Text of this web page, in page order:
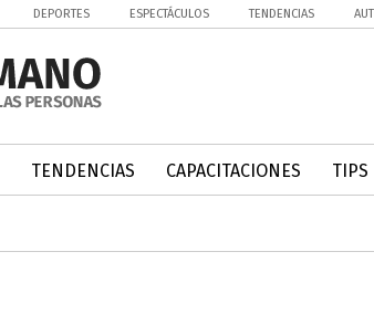
DEPORTES ESPECTÁCULOS TENDENCIAS
TENDENCIAS CAPACITACIONES TIPS